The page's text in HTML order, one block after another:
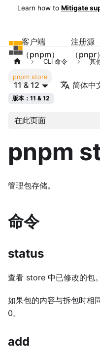
Learn how to Mitigate
pnpm
客户端
（pnpm）
注册源
（pnpr）
11 & 12 简体中
CLI 命令 其
pnpm store
版本：11 & 12
在此页面
pnpm
管理包存储。
命令
status
查看 store 中已修改的包。
如果包的内容与拆包时相
0。
add